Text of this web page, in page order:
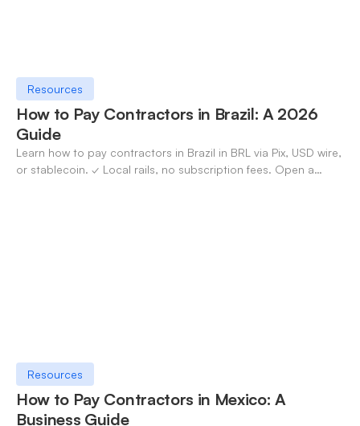
Resources
How to Pay Contractors in Brazil: A 2026
Guide
Learn how to pay contractors in Brazil in BRL via Pix, USD wire,
or stablecoin. ✓ Local rails, no subscription fees. Open a
Resources
How to Pay Contractors in Mexico: A
Business Guide